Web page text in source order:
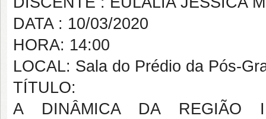
DATA : 10/03/2020
HORA: 14:00
LOCAL: Sala do Prédio da Pós-
TÍTULO:
A DINÂMICA DA REGIÃO